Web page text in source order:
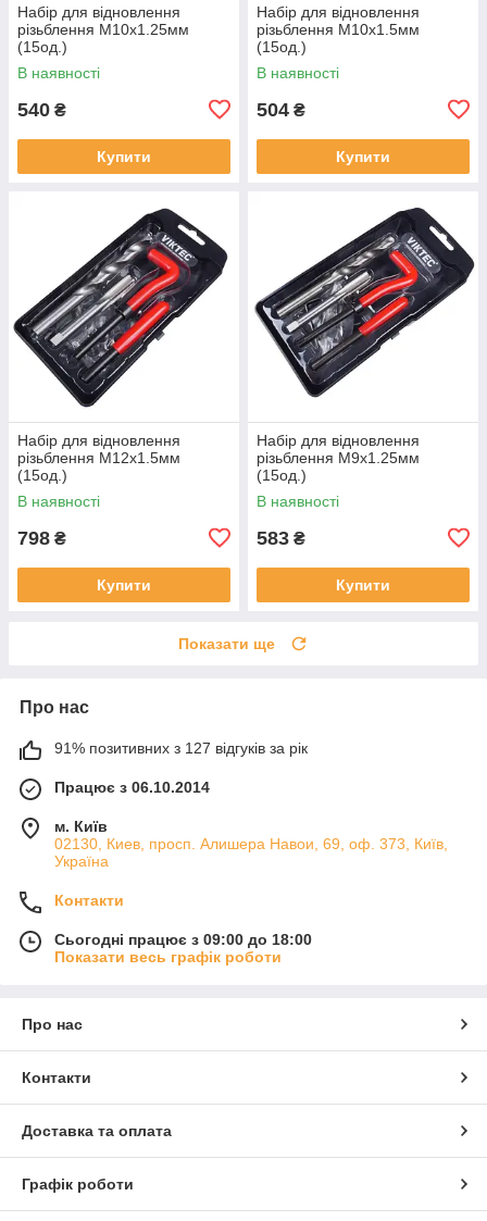
Набір для відновлення
різьблення М10x1.25мм
(15од.)
В наявності
540 ₴
Купити
Набір для відновлення
різьблення М10x1.5мм
(15од.)
В наявності
504 ₴
Купити
Набір для відновлення
різьблення М12x1.5мм
(15од.)
В наявності
798 ₴
Купити
Набір для відновлення
різьблення М9x1.25мм
(15од.)
В наявності
583 ₴
Купити
Показати ще
Про нас
91% позитивних з 127 відгуків за рік
Працює з 06.10.2014
м. Київ
02130, Киев, просп. Алишера Навои, 69, оф. 373, Київ,
Україна
Контакти
Сьогодні працює з 09:00 до 18:00
Показати весь графік роботи
Про нас
Контакти
Доставка та оплата
Графік роботи